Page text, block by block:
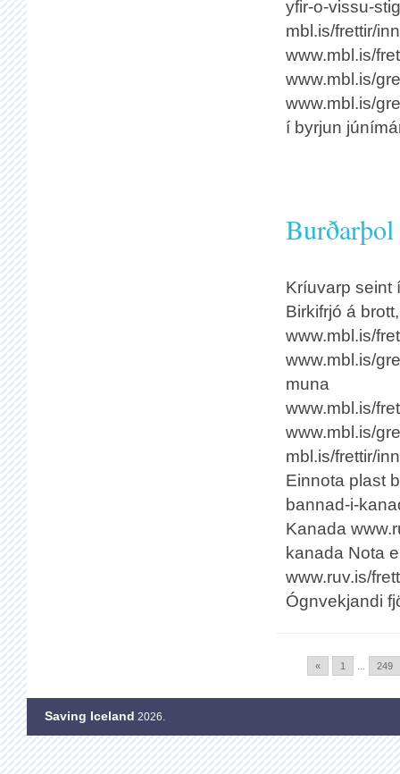
yfir-o-vissu-
mbl.is/frettir/
www.mbl.is/
www.mbl.is/
www.mbl.is/
í byrjun
Kríuvarp seint
Birkifrjó á
www.mbl.is/
www.mbl.is/
muna
www.mbl.is/
www.mbl.is/
mbl.is/frettir/
Einnota plast
bannad-i-
Kanada
kanada Nota
www.ruv.is/
Ógnvekjandi
« 1 249
Saving Iceland 2026.